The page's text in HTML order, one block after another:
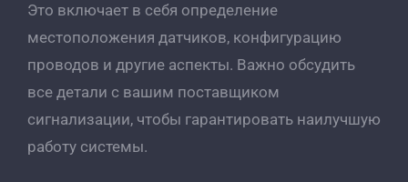
Это включает в себя определение
местоположения датчиков, конфигурацию
проводов и другие аспекты. Важно обсудить
все детали с вашим поставщиком
сигнализации, чтобы гарантировать наилучшую
работу системы.